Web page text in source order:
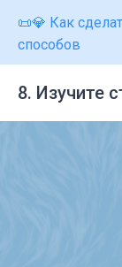
📜💎 Как
способов
8. Изучите